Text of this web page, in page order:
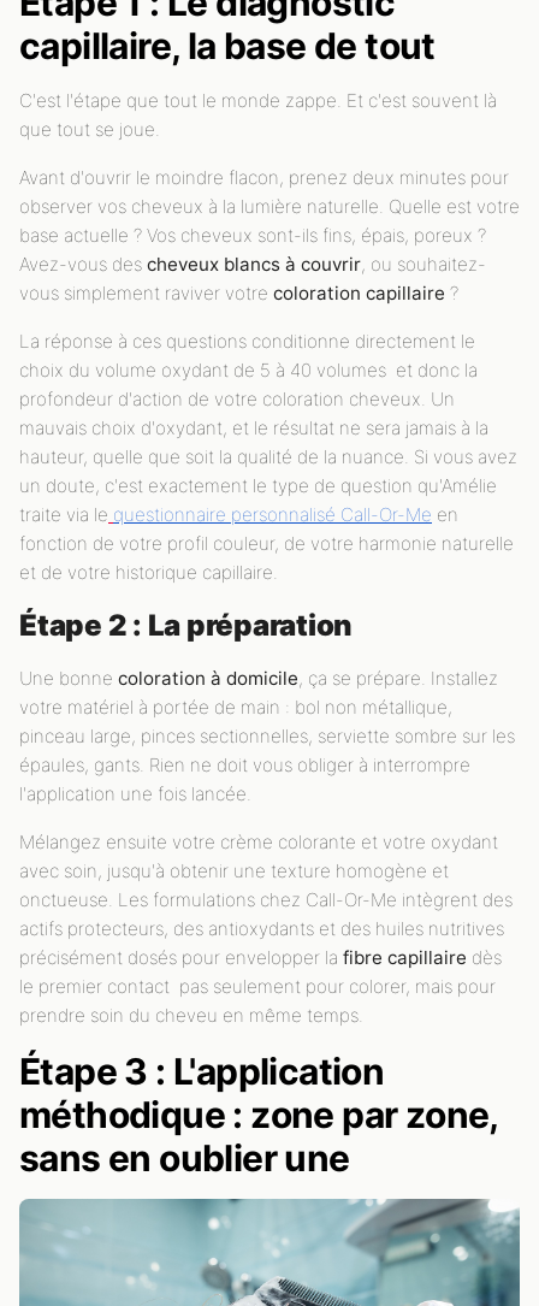
capillaire, la base de tout
C'est l'étape que tout le monde zappe. Et c'est souvent là
que tout se joue.
Avant d'ouvrir le moindre flacon, prenez deux minutes pour
observer vos cheveux à la lumière naturelle. Quelle est votre
base actuelle ? Vos cheveux sont-ils fins, épais, poreux ?
Avez-vous des cheveux blancs à couvrir, ou souhaitez-
vous simplement raviver votre coloration capillaire ?
La réponse à ces questions conditionne directement le
choix du volume oxydant de 5 à 40 volumes et donc la
profondeur d'action de votre coloration cheveux. Un
mauvais choix d'oxydant, et le résultat ne sera jamais à la
hauteur, quelle que soit la qualité de la nuance. Si vous avez
un doute, c'est exactement le type de question qu'Amélie
traite via le questionnaire personnalisé Call-Or-Me en
fonction de votre profil couleur, de votre harmonie naturelle
et de votre historique capillaire.
Étape 2 : La préparation
Une bonne coloration à domicile, ça se prépare. Installez
votre matériel à portée de main : bol non métallique,
pinceau large, pinces sectionnelles, serviette sombre sur les
épaules, gants. Rien ne doit vous obliger à interrompre
l'application une fois lancée.
Mélangez ensuite votre crème colorante et votre oxydant
avec soin, jusqu'à obtenir une texture homogène et
onctueuse. Les formulations chez Call-Or-Me intègrent des
actifs protecteurs, des antioxydants et des huiles nutritives
précisément dosés pour envelopper la fibre capillaire dès
le premier contact pas seulement pour colorer, mais pour
prendre soin du cheveu en même temps.
Étape 3 : L'application
méthodique : zone par zone,
sans en oublier une